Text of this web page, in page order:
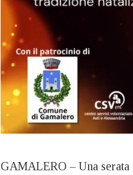
GAMALERO – Una